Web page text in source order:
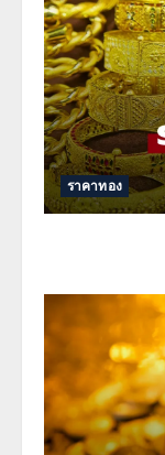
ราคาทอง